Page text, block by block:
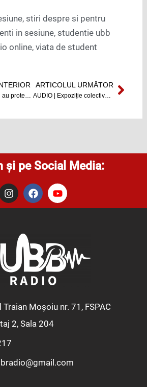
, stiri despre si pentru
in sesiune, studentie ubb
online,viata de student
10.000 de clujeni au protestat împotriva legii grațierii și modificării codului penal
ARTICOLUL URMĂTOR
AUDIO | Expoziție colectivă de artă a studenților de la UAD, găzduită la Fabrica de Pensule Next
și pe Social Media:
I
n
s
m
F
a
c
o
k
Y
o
u
e
Traian Moșoiu nr. 71, FSPAC
2, Sala 204